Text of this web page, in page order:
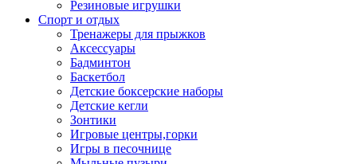
Резиновые игрушки
Спорт и отдых
Тренажеры для прыжков
Аксессуары
Бадминтон
Баскетбол
Детские боксерские наборы
Детские кегли
Зонтики
Игровые центры,горки
Игры в песочнице